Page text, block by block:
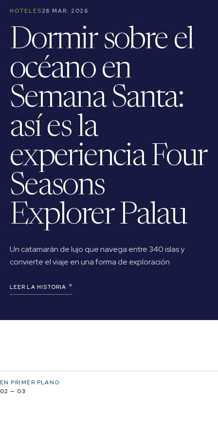
HOTELES 28 MAR. 2026
Dormir sobre el
océano en
Semana Santa:
así es la
experiencia Four
Seasons
Explorer Palau
Un catamarán de lujo que navega entre 340 islas y
convierte el viaje en una forma de exploración
LEER LA HISTORIA
EN PRIMER PLANO
02 — 03